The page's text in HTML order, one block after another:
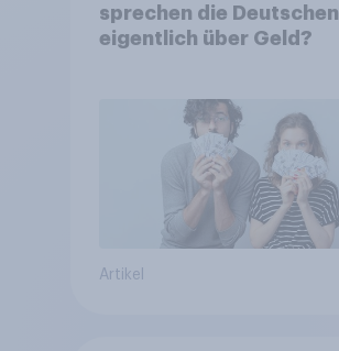
sprechen die Deutschen
eigentlich über Geld?
Artikel